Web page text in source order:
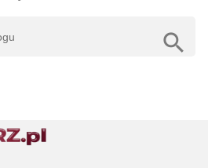
search